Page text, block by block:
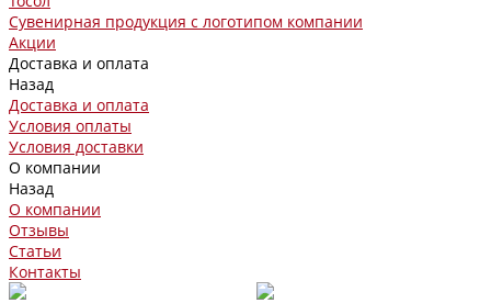
Сувенирная продукция с логотипом компании
Акции
Доставка и оплата
Назад
Доставка и оплата
Условия оплаты
Условия доставки
О компании
Назад
О компании
Отзывы
Статьи
Контакты